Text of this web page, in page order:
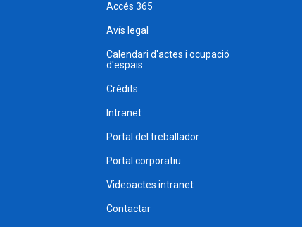
Accés 365
Avís legal
Calendari d'actes i ocupació
d'espais
Crèdits
Intranet
Portal del treballador
Portal corporatiu
Videoactes intranet
Contactar